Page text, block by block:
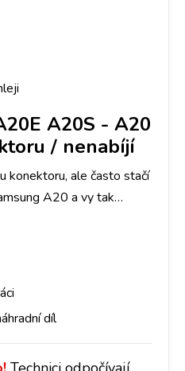
A20S - A20
/ nenabíjí
konektoru, ale často stačí
A20 a vy tak
je nyní se zastavit na
díl